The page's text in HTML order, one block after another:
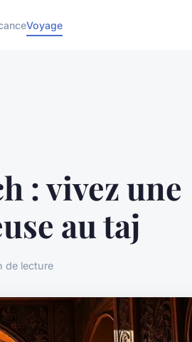
Voyage
: vivez une
au taj
de lecture